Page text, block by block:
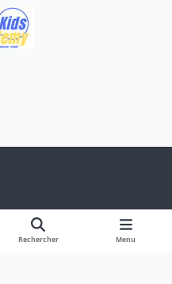
Politique de confidentialité
Rechercher Menu